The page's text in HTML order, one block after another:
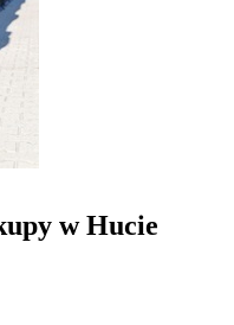
w Hucie